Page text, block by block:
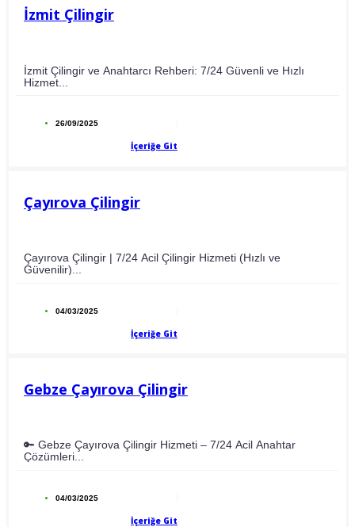
İzmit Çilingir
İzmit Çilingir ve Anahtarcı Rehberi: 7/24 Güvenli ve Hızlı
Hizmet...
26/09/2025
İçeriğe Git
Çayırova Çilingir
Çayırova Çilingir | 7/24 Acil Çilingir Hizmeti (Hızlı ve
Güvenilir)...
04/03/2025
İçeriğe Git
Gebze Çayırova Çilingir
🔑 Gebze Çayırova Çilingir Hizmeti – 7/24 Acil Anahtar
Çözümleri...
04/03/2025
İçeriğe Git